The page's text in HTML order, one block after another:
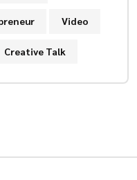
Video
Creative Talk